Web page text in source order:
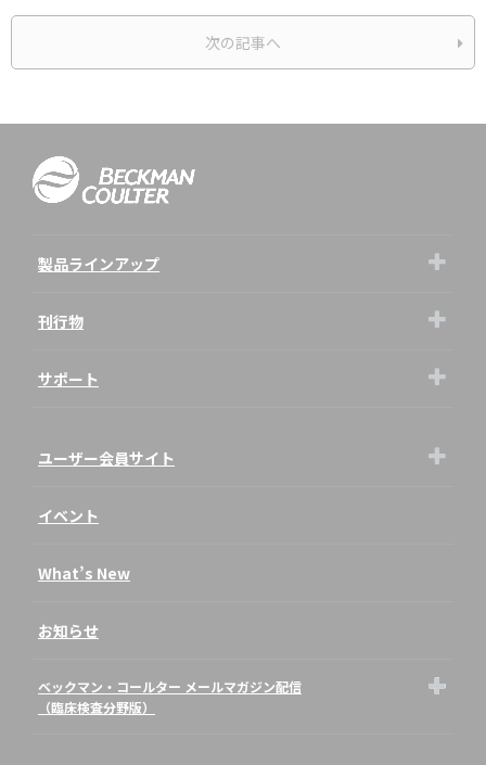
次の記事へ
製品ラインアップ
刊行物
サポート
ユーザー会員サイト
イベント
What’s New
お知らせ
ベックマン・コールター メールマガジン配信
（臨床検査分野版）